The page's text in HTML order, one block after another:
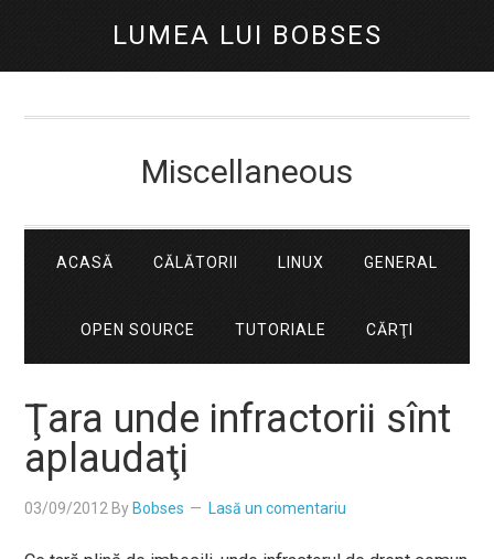
LUMEA LUI BOBSES
Miscellaneous
ACASĂ CĂLĂTORII LINUX GENERAL
OPEN SOURCE TUTORIALE CĂRŢI
Ţara unde infractorii sînt
aplaudaţi
03/09/2012 By Bobses Lasă un comentariu